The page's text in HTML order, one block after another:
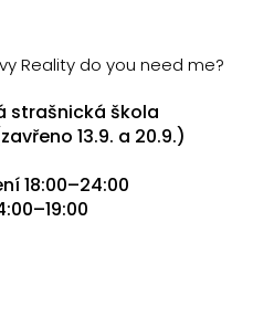
Reality do you need me?
strašnická škola
13.9. a 20.9.)
18:00–24:00